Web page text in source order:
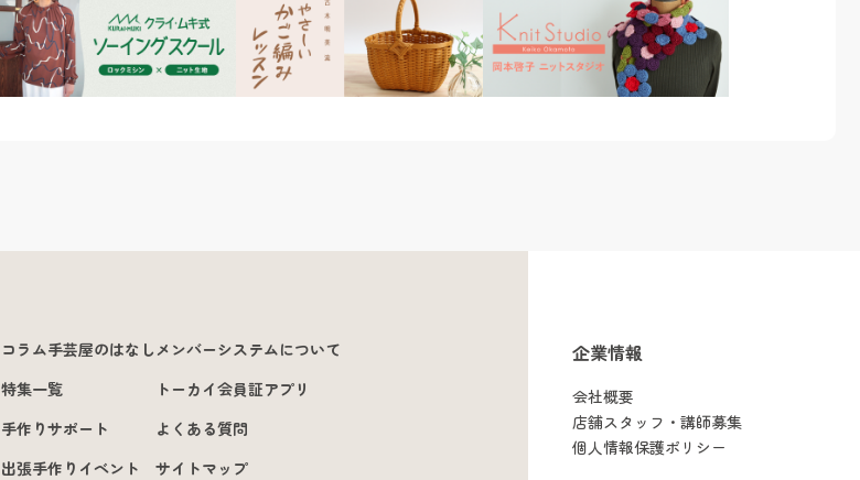
コラム手芸屋のはなし
特集一覧
手作りサポート
出張手作りイベント
メンバーシステムについて
トーカイ会員証アプリ
よくある質問
サイトマップ
企業情報
会社概要
店舗スタッフ・講師募集
個人情報保護ポリシー